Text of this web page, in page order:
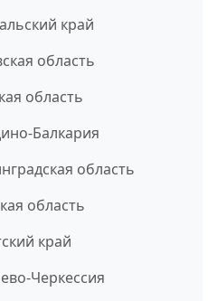
край
область
область
Балкария
область
область
край
Черкессия